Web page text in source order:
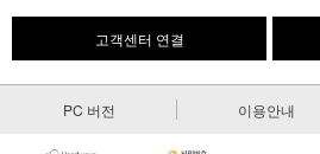
고객센터 연결
PC 버전 이용안내